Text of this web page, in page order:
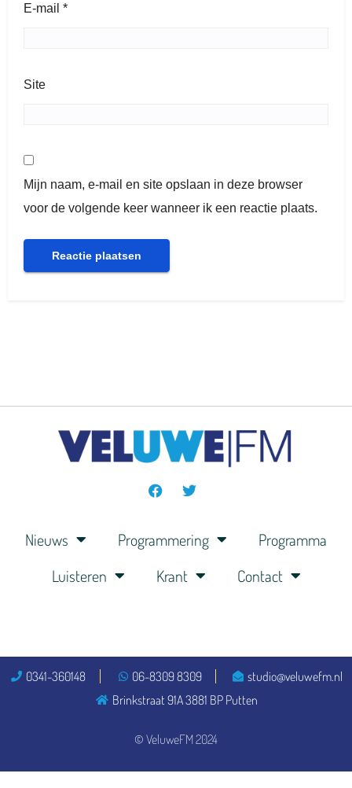
E-mail *
Site
Mijn naam, e-mail en site opslaan in deze browser
voor de volgende keer wanneer ik een reactie plaats.
Nieuws Programmering
Programma
Luisteren
Krant Contact
© VeluweFM 2024
0341-360148 06-8309 8309
studio@veluwefm.nl
Brinkstraat 91A 3881 BP Putten